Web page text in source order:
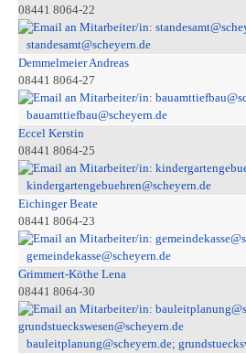
08441 8064-22
standesamt@scheyern.de
Demmelmeier Andreas
08441 8064-27
bauamttiefbau@scheyern.de
Eccel Kerstin
08441 8064-25
kindergartengebuehren@scheyern.de
Eichinger Beate
08441 8064-23
gemeindekasse@scheyern.de
Grimmert-Köthe Lena
08441 8064-30
bauleitplanung@scheyern.de;